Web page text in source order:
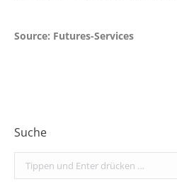
Source: Futures-Services
Suche
Search: